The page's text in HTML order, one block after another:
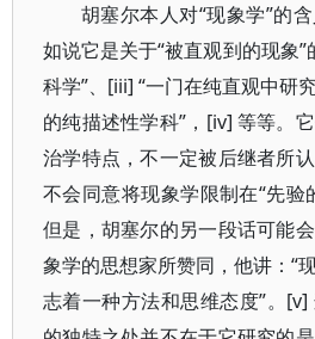
胡塞尔本人对“现象学”的
如说它是关于“被直观到的现
科学”、[iii] “一门在纯直观中研
的纯描述性学科”，[iv] 等等。
治学特点，不一定被后继者所
不会同意将现象学限制在“先验
但是，胡塞尔的另一段话可能
象学的思想家所赞同，他讲：“
志着一种方法和思维态度”。